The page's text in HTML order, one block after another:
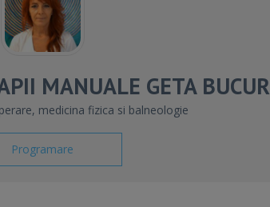
MANUALE GETA BUCUR
medicina fizica si balneologie
Programare